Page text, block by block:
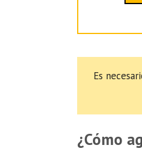
Es
¿Cómo